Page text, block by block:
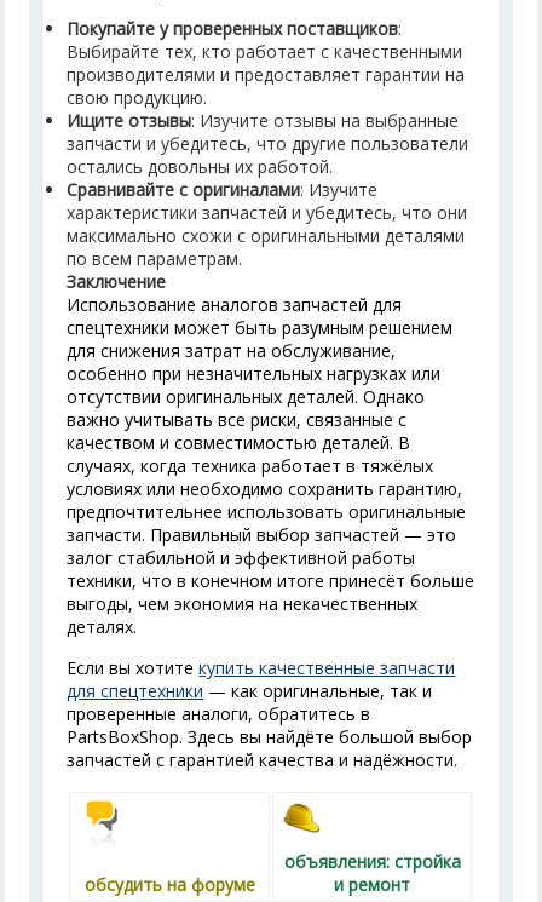
Покупайте у проверенных поставщиков:
Выбирайте тех, кто работает с качественными
производителями и предоставляет гарантии на
свою продукцию.
Ищите отзывы: Изучите отзывы на выбранные
запчасти и убедитесь, что другие пользователи
остались довольны их работой.
Сравнивайте с оригиналами: Изучите
характеристики запчастей и убедитесь, что они
максимально схожи с оригинальными деталями
по всем параметрам.
Заключение
Использование аналогов запчастей для
спецтехники может быть разумным решением
для снижения затрат на обслуживание,
особенно при незначительных нагрузках или
отсутствии оригинальных деталей. Однако
важно учитывать все риски, связанные с
качеством и совместимостью деталей. В
случаях, когда техника работает в тяжёлых
условиях или необходимо сохранить гарантию,
предпочтительнее использовать оригинальные
запчасти. Правильный выбор запчастей — это
залог стабильной и эффективной работы
техники, что в конечном итоге принесёт больше
выгоды, чем экономия на некачественных
деталях.
Если вы хотитекупить качественные запчасти
для спецтехники — как оригинальные, так и
проверенные аналоги, обратитесь в
PartsBoxShop. Здесь вы найдёте большой выбор
запчастей с гарантией качества и надёжности.
обсудить на форуме
объявления: стройка
и ремонт